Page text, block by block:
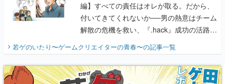
編】すべての責任はオレが取る。だから、
付いてきてくれないか──男の熱意はチーム
解散の危機を救い、『.hack』成功の活路を
開く。業界の快男児・松山 洋に流れる血は
『少年ジャンプ』色だった【若ゲのいた
り】
若ゲのいたり〜ゲームクリエイターの青春〜の記事一覧